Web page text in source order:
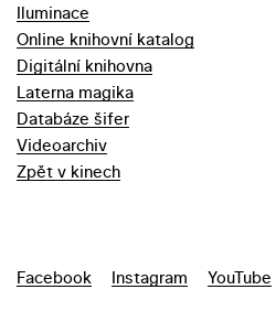
Iluminace
Online knihovní katalog
Digitální knihovna
Laterna magika
Databáze šifer
Videoarchiv
Zpět v kinech
Facebook Instagram YouTube